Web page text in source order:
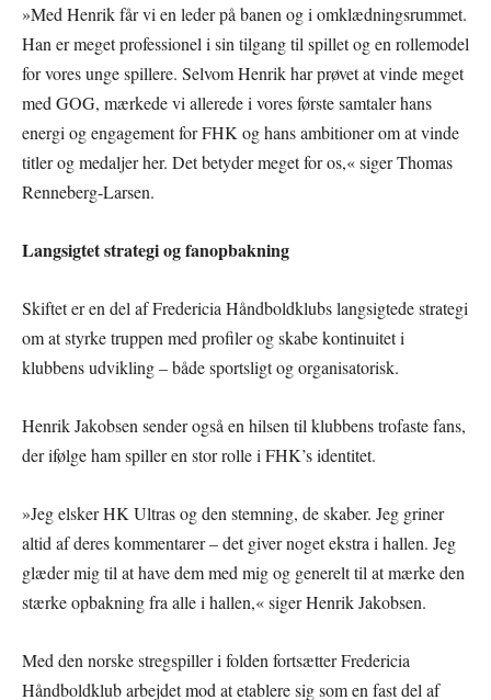
»Med Henrik får vi en leder på banen og i omklædningsrummet.
Han er meget professionel i sin tilgang til spillet og en rollemodel
for vores unge spillere. Selvom Henrik har prøvet at vinde meget
med GOG, mærkede vi allerede i vores første samtaler hans
energi og engagement for FHK og hans ambitioner om at vinde
titler og medaljer her. Det betyder meget for os,« siger Thomas
Renneberg-Larsen.
Langsigtet strategi og fanopbakning
Skiftet er en del af Fredericia Håndboldklubs langsigtede strategi
om at styrke truppen med profiler og skabe kontinuitet i
klubbens udvikling – både sportsligt og organisatorisk.
Henrik Jakobsen sender også en hilsen til klubbens trofaste fans,
der ifølge ham spiller en stor rolle i FHK’s identitet.
»Jeg elsker HK Ultras og den stemning, de skaber. Jeg griner
altid af deres kommentarer – det giver noget ekstra i hallen. Jeg
glæder mig til at have dem med mig og generelt til at mærke den
stærke opbakning fra alle i hallen,« siger Henrik Jakobsen.
Med den norske stregspiller i folden fortsætter Fredericia
Håndboldklub arbejdet mod at etablere sig som en fast del af